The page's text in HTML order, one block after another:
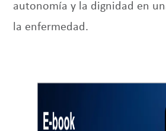
autonomía y la dignidad en
la enfermedad.